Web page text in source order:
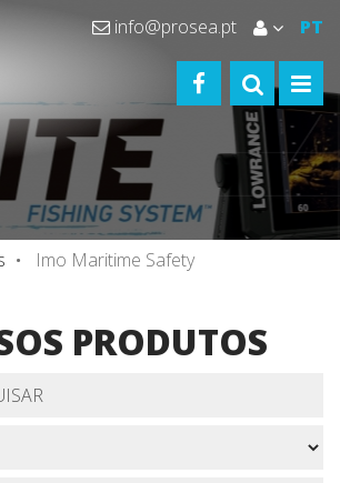
info@prosea.pt PT
FACEBOOK
TOGGLE
Imo Maritime Safety
PRODUTOS